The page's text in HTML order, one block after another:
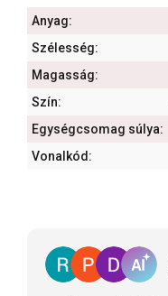
Anyag:
Szélesség:
Magasság:
Szín:
Egységcsomag súlya:
Vonalkód: